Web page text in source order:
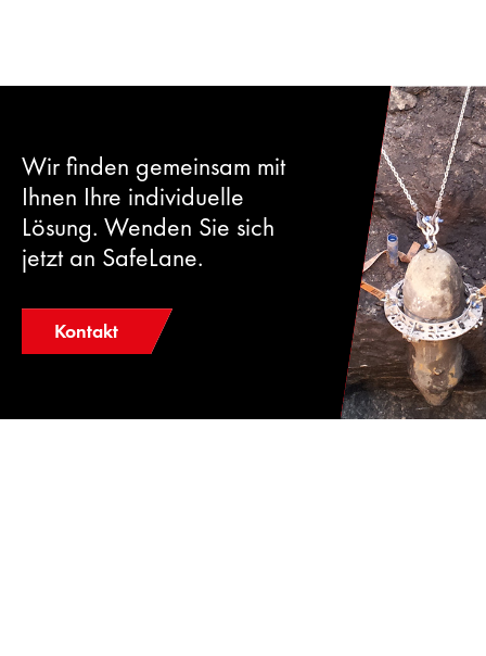
Wir finden gemeinsam mit
Ihnen Ihre individuelle
Lösung. Wenden Sie sich
jetzt an SafeLane.
Kontakt